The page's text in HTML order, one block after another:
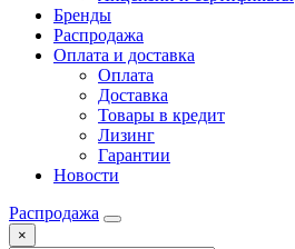
Бренды
Распродажа
Оплата и доставка
Оплата
Доставка
Товары в кредит
Лизинг
Гарантии
Новости
Распродажа
×